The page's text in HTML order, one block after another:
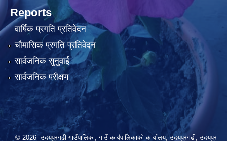
Reports
वार्षिक प्रगति प्रतिवेदन
चौमासिक प्रगति प्रतिवेदन
सार्वजनिक सुनुवाई
सार्वजनिक परीक्षण
© 2026 उदयपुरगढी गाउँपालिका, गाउँ कार्यपालिकाको कार्यालय, उदयपुरगढी, उदयपुर